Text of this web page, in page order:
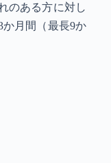
のある方に対し
月間（最長9か